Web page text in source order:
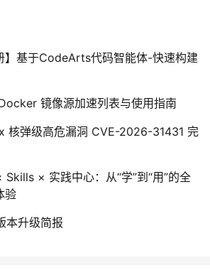
】基于CodeArts代码智能体-快速构建
镜像源加速列表与使用指南
核弹级高危漏洞 CVE-2026-31431 完
× 实践中心：从“学”到“用”的全
验
本升级简报